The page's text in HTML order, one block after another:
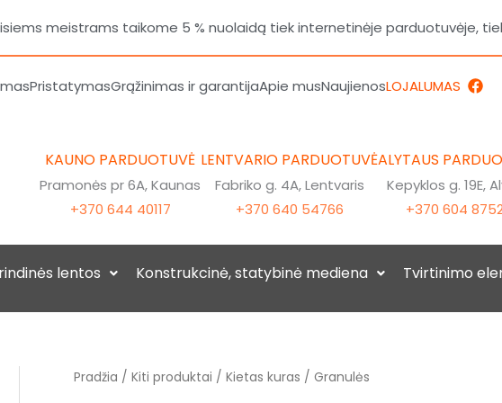
meistrams taikome 5 % nuolaidą tiek internetinėje parduotuvėje,
PristatymasGrąžinimas ir garantijaApie musNaujienosLOJALUMAS F
a
o
o
k
KAUNO PARDUOTUVĖ
Pramonės pr 6A, Kaunas
+370 644 40117
LENTVARIO PARDUOTUVĖ
Fabriko g. 4A, Lentvaris
+370 640 54766
ALYTAUS
Kepyklos g. 19E,
+370 604
lentos Konstrukcinė, statybinė mediena Tvirtinimo
Pradžia / Kiti produktai / Kietas kuras / Granulės